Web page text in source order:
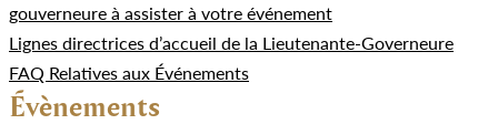
gouverneure à assister à votre événement
Lignes directrices d’accueil de la Lieutenante-Governeure
FAQ Relatives aux Événements
Évènements